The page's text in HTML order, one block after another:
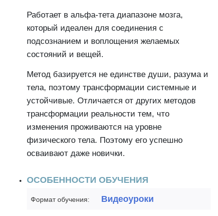
Работает в альфа-тета диапазоне мозга,
который идеален для соединения с
подсознанием и воплощения желаемых
состояний и вещей.
Метод базируется не единстве души, разума и
тела, поэтому трансформации системные и
устойчивые. Отличается от других методов
трансформации реальности тем, что
изменения проживаются на уровне
физического тела. Поэтому его успешно
осваивают даже новички.
ОСОБЕННОСТИ ОБУЧЕНИЯ
Формат обучения: Видеоуроки